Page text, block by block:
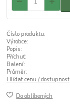
Číslo produktu:
Výrobce:
Popis:
Příchuť:
Balení:
Průměr:
Hlídat cenu / dostupnost
Do oblíbených